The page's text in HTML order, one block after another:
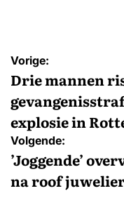
Bericht
navigatie
Vorige:
Drie mannen
explosie in
Volgende:
’Joggende’
na roof